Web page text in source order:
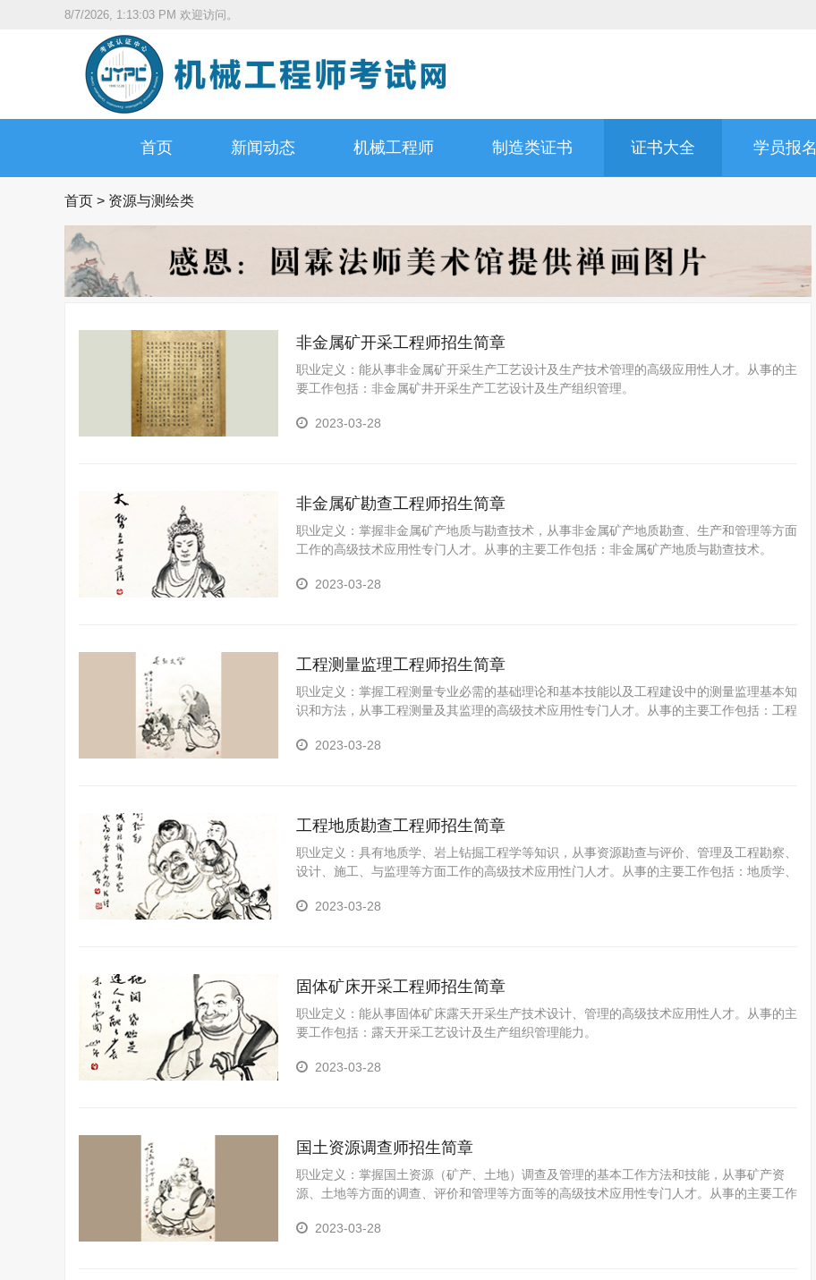
8/7/2026, 1:13:04 PM 欢迎访问。
首页 新闻动态 机械工程师 制造类证书 证书大全 学员报名
首页 > 资源与测绘类
非金属矿开采工程师招生简章
职业定义：能从事非金属矿开采生产工艺设计及生产技术管理的高级应用性人才。从事的主
要工作包括：非金属矿井开采生产工艺设计及生产组织管理。
2023-03-28
非金属矿勘查工程师招生简章
职业定义：掌握非金属矿产地质与勘查技术，从事非金属矿产地质勘查、生产和管理等方面
工作的高级技术应用性专门人才。从事的主要工作包括：非金属矿产地质与勘查技术。
2023-03-28
工程测量监理工程师招生简章
职业定义：掌握工程测量专业必需的基础理论和基本技能以及工程建设中的测量监理基本知
识和方法，从事工程测量及其监理的高级技术应用性专门人才。从事的主要工作包括：工程
2023-03-28
工程地质勘查工程师招生简章
职业定义：具有地质学、岩上钻掘工程学等知识，从事资源勘查与评价、管理及工程勘察、
设计、施工、与监理等方面工作的高级技术应用性门人才。从事的主要工作包括：地质学、
2023-03-28
固体矿床开采工程师招生简章
职业定义：能从事固体矿床露天开采生产技术设计、管理的高级技术应用性人才。从事的主
要工作包括：露天开采工艺设计及生产组织管理能力。
2023-03-28
国土资源调查师招生简章
职业定义：掌握国土资源（矿产、土地）调查及管理的基本工作方法和技能，从事矿产资
源、土地等方面的调查、评价和管理等方面等的高级技术应用性专门人才。从事的主要工作
2023-03-28